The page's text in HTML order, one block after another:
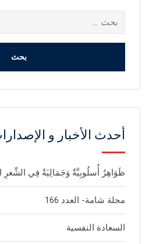
عن:
أحدث الأخبار و
ظَوَاهِرٌ أُسلُوبِيَّةٌ وَجَمَالِيَةٌ فِي
مجلة شامة- العدد 166
السعادة النفسية